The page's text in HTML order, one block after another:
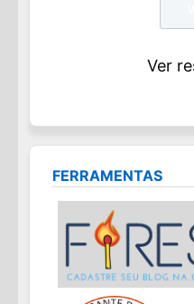
Ver
FERRAMENTAS